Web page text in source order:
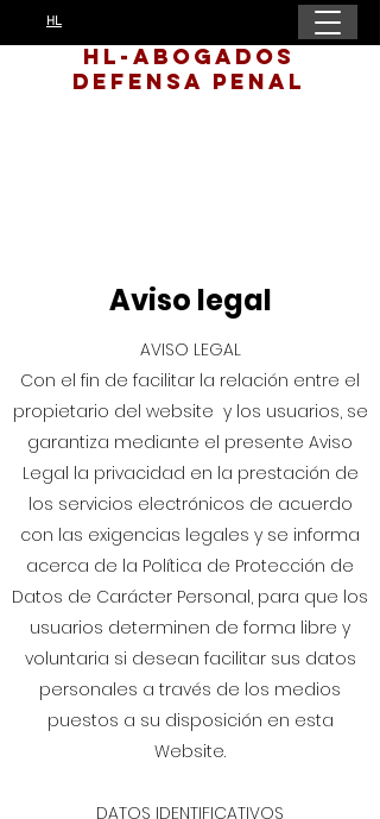
HL
HL-Abogados
Defensa Penal
Aviso legal
AVISO LEGAL
Con el fin de facilitar la relación entre el
propietario del website y los usuarios, se
garantiza mediante el presente Aviso
Legal la privacidad en la prestación de
los servicios electrónicos de acuerdo
con las exigencias legales y se informa
acerca de la Política de Protección de
Datos de Carácter Personal, para que los
usuarios determinen de forma libre y
voluntaria si desean facilitar sus datos
personales a través de los medios
puestos a su disposición en esta
Website.
DATOS IDENTIFICATIVOS